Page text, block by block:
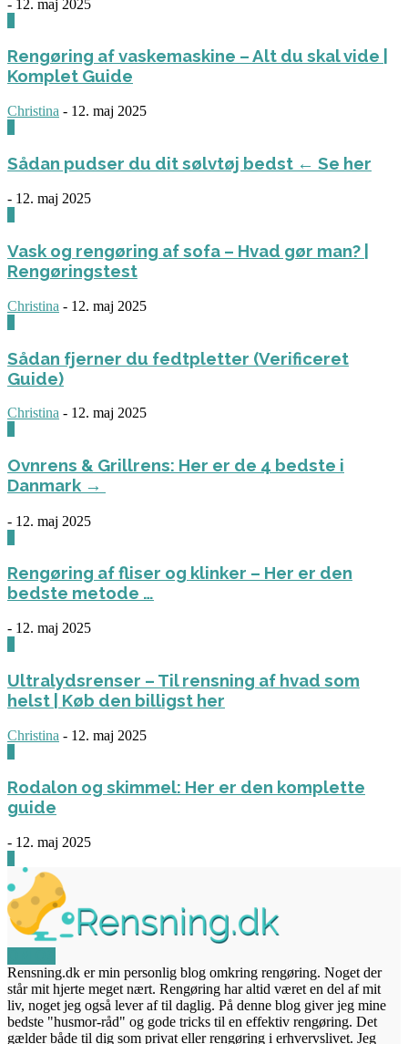
- 12. maj 2025
Rengøring af vaskemaskine – Alt du skal vide |
Komplet Guide
Christina - 12. maj 2025
Sådan pudser du dit sølvtøj bedst ← Se her
- 12. maj 2025
Vask og rengøring af sofa – Hvad gør man? |
Rengøringstest
Christina - 12. maj 2025
Sådan fjerner du fedtpletter (Verificeret
Guide)
Christina - 12. maj 2025
Ovnrens & Grillrens: Her er de 4 bedste i
Danmark →
- 12. maj 2025
Rengøring af fliser og klinker – Her er den
bedste metode …
- 12. maj 2025
Ultralydsrenser – Til rensning af hvad som
helst | Køb den billigst her
Christina - 12. maj 2025
Rodalon og skimmel: Her er den komplette
guide
- 12. maj 2025
Rensning.dk er min personlig blog omkring rengøring. Noget der
står mit hjerte meget nært. Rengøring har altid været en del af mit
liv, noget jeg også lever af til daglig. På denne blog giver jeg mine
bedste "husmor-råd" og gode tricks til en effektiv rengøring. Det
gælder både til dig som privat eller rengøring i erhvervslivet. Jeg